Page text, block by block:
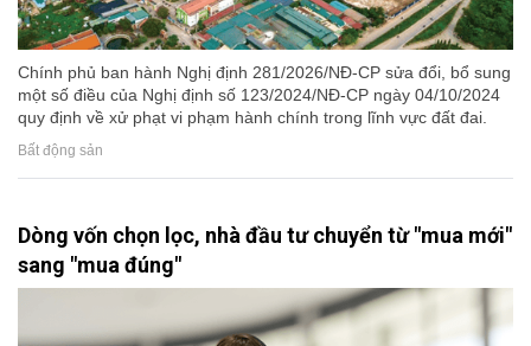
Chính phủ ban hành Nghị định 281/2026/NĐ-CP sửa đổi, bổ sung
một số điều của Nghị định số 123/2024/NĐ-CP ngày 04/10/2024
quy định về xử phạt vi phạm hành chính trong lĩnh vực đất đai.
Bất động sản
Dòng vốn chọn lọc, nhà đầu tư chuyển từ "mua mới"
sang "mua đúng"